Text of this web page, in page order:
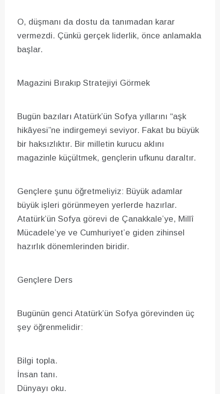
O, düşmanı da dostu da tanımadan karar
vermezdi. Çünkü gerçek liderlik, önce anlamakla
başlar.
Magazini Bırakıp Stratejiyi Görmek
Bugün bazıları Atatürk’ün Sofya yıllarını “aşk
hikâyesi”ne indirgemeyi seviyor. Fakat bu büyük
bir haksızlıktır. Bir milletin kurucu aklını
magazinle küçültmek, gençlerin ufkunu daraltır.
Gençlere şunu öğretmeliyiz: Büyük adamlar
büyük işleri görünmeyen yerlerde hazırlar.
Atatürk’ün Sofya görevi de Çanakkale’ye, Millî
Mücadele’ye ve Cumhuriyet’e giden zihinsel
hazırlık dönemlerinden biridir.
Gençlere Ders
Bugünün genci Atatürk’ün Sofya görevinden üç
şey öğrenmelidir:
Bilgi topla.
İnsan tanı.
Dünyayı oku.